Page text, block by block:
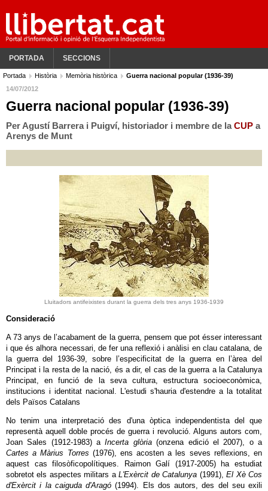
PORTADA SECCIONS
Portada Història Memòria històrica
Guerra nacional popular (1936-39)
14/07/2012
Guerra nacional popular (1936-39)
Per Agustí Barrera i Puigví, historiador i membre de laCUP a
Arenys de Munt
Lluitadors antifeixistes durant la guerra dels tres anys 1936-1939
Consideració
A 73 anys de l’acabament de la guerra, pensem que pot ésser interessant
i que és alhora necessari, de fer una reflexió i anàlisi en clau catalana, de
la guerra del 1936-39, sobre l’especificitat de la guerra en l’àrea del
Principat i la resta de la nació, és a dir, el cas de la guerra a la Catalunya
Principat, en funció de la seva cultura, estructura socioeconòmica,
institucions i identitat nacional. L'estudi s'hauria d'estendre a la totalitat
dels Països Catalans
No tenim una interpretació des d'una òptica independentista del que
representà aquell doble procés de guerra i revolució. Alguns autors com,
Joan Sales (1912-1983) aIncerta glòria(onzena edició el 2007), o a
Cartes a Màrius Torres (1976), ens acosten a les seves reflexions, en
aquest cas filosòficopolítiques. Raimon Galí (1917-2005) ha estudiat
sobretot els aspectes militars aL'Exèrcit de Catalunya (1991), El Xè Cos
d'Exèrcit i la caiguda d'Aragó(1994). Els dos autors, des del seu exili